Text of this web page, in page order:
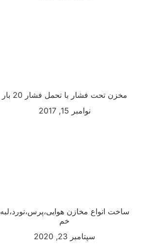
مخزن تحت فشار با تحمل فشار 20 بار
نوامبر 15, 2017
ساخت انواع مخازن هوایی،پرس،نورد،لبه
خم
سپتامبر 23, 2020